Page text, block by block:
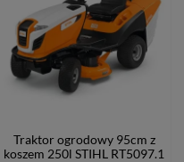
Traktor ogrodowy 95cm z
koszem 250l STIHL RT5097.1